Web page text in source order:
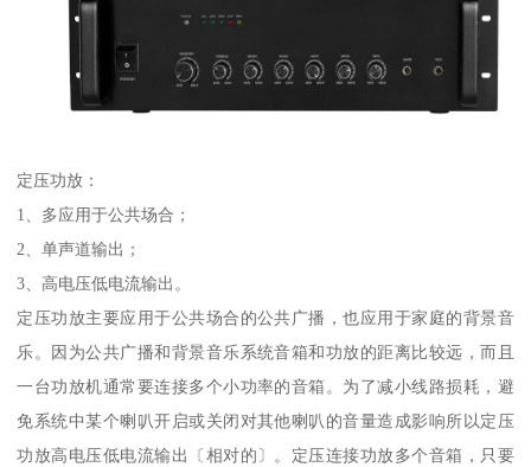
定压功放：
1、多应用于公共场合；
2、单声道输出；
3、高电压低电流输出。
定压功放主要应用于公共场合的公共广播，也应用于家庭的背景音
乐。因为公共广播和背景音乐系统音箱和功放的距离比较远，而且
一台功放机通常要连接多个小功率的音箱。为了减小线路损耗，避
免系统中某个喇叭开启或关闭对其他喇叭的音量造成影响所以定压
功放高电压低电流输出〔相对的〕。定压连接功放多个音箱，只要